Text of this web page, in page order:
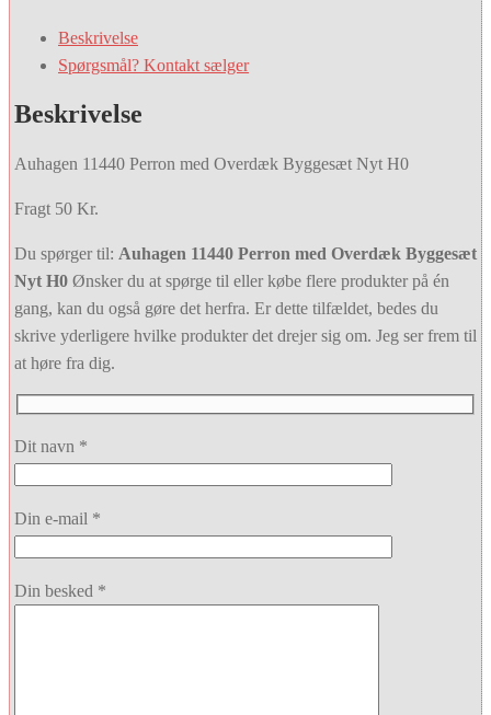
Beskrivelse
Spørgsmål? Kontakt sælger
Beskrivelse
Auhagen 11440 Perron med Overdæk Byggesæt Nyt H0
Fragt 50 Kr.
Du spørger til: Auhagen 11440 Perron med Overdæk Byggesæt
Nyt H0 Ønsker du at spørge til eller købe flere produkter på én
gang, kan du også gøre det herfra. Er dette tilfældet, bedes du
skrive yderligere hvilke produkter det drejer sig om. Jeg ser frem til
at høre fra dig.
Dit navn *
Din e-mail *
Din besked *